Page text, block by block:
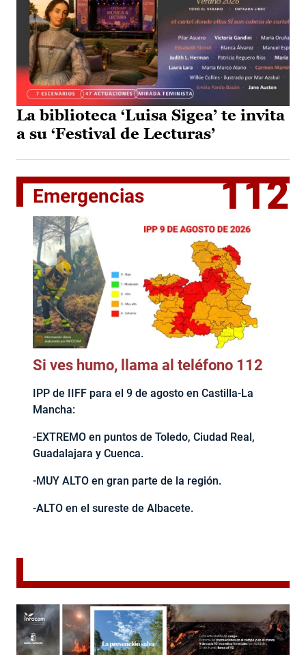
La biblioteca ‘Luisa Sigea’ te invita
a su ‘Festival de Lecturas’
Emergencias 112
Si ves humo, llama al teléfono 112
IPP de IIFF para el 9 de agosto en Castilla-La
Mancha:
-EXTREMO en puntos de Toledo, Ciudad Real,
Guadalajara y Cuenca.
-MUY ALTO en gran parte de la región.
-ALTO en el sureste de Albacete.